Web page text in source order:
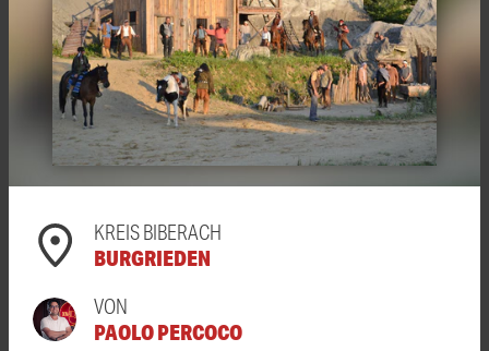
KREIS BIBERACH
BURGRIEDEN
VON
PAOLO PERCOCO